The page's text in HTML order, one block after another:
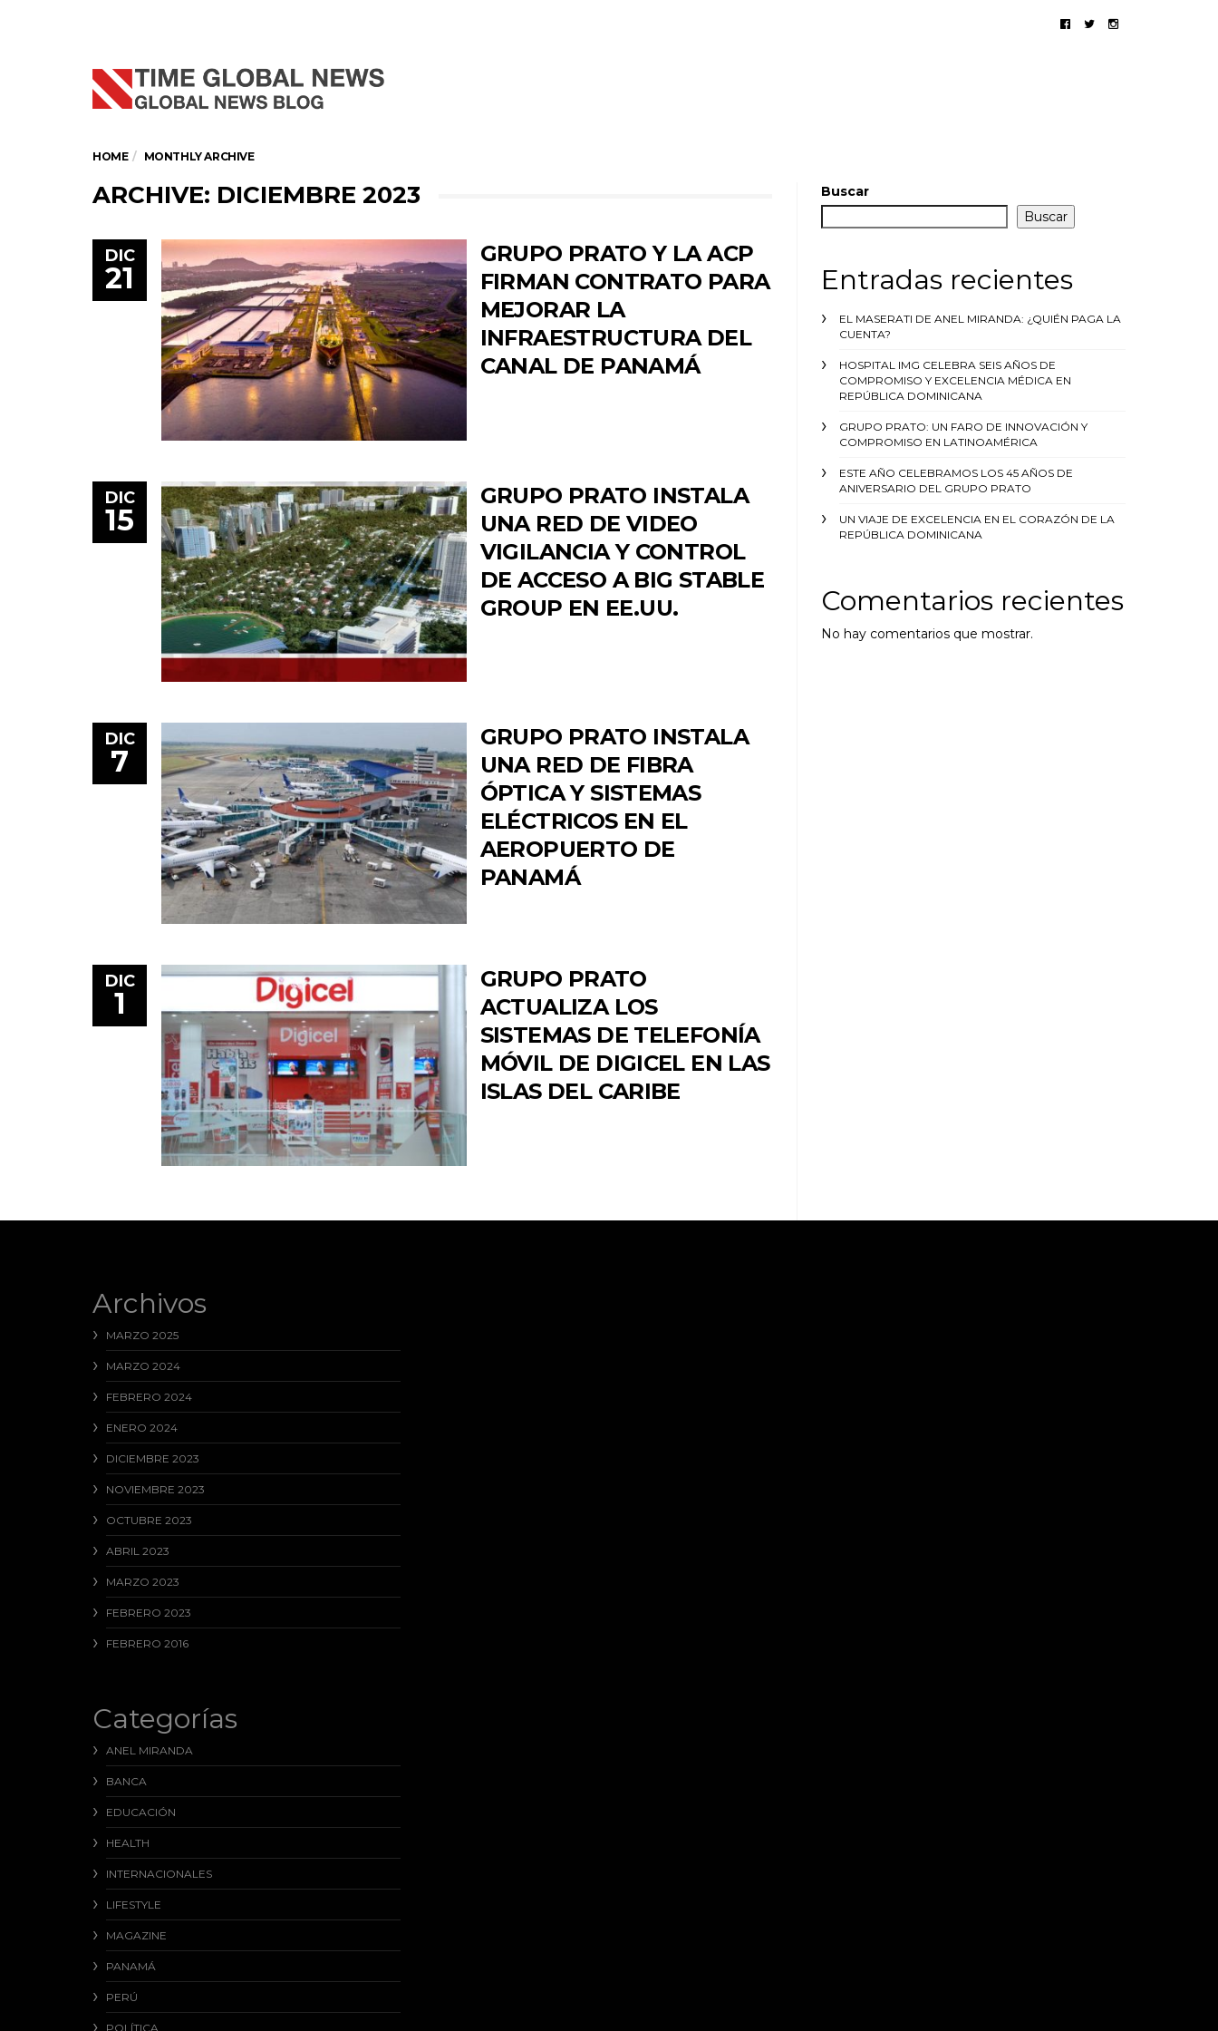
HOME MONTHLY ARCHIVE
ARCHIVE: DICIEMBRE 2023
DIC
21
GRUPO PRATO Y LA ACP
FIRMAN CONTRATO PARA
MEJORAR LA
INFRAESTRUCTURA DEL
CANAL DE PANAMÁ
DIC
15
GRUPO PRATO INSTALA
UNA RED DE VIDEO
VIGILANCIA Y CONTROL
DE ACCESO A BIG STABLE
GROUP EN EE.UU.
DIC
7
GRUPO PRATO INSTALA
UNA RED DE FIBRA
ÓPTICA Y SISTEMAS
ELÉCTRICOS EN EL
AEROPUERTO DE
PANAMÁ
DIC
1
GRUPO PRATO
ACTUALIZA LOS
SISTEMAS DE TELEFONÍA
MÓVIL DE DIGICEL EN LAS
ISLAS DEL CARIBE
Buscar
Buscar
Entradas recientes
EL MASERATI DE ANEL MIRANDA: ¿QUIÉN PAGA LA
CUENTA?
HOSPITAL IMG CELEBRA SEIS AÑOS DE
COMPROMISO Y EXCELENCIA MÉDICA EN
REPÚBLICA DOMINICANA
GRUPO PRATO: UN FARO DE INNOVACIÓN Y
COMPROMISO EN LATINOAMÉRICA
ESTE AÑO CELEBRAMOS LOS 45 AÑOS DE
ANIVERSARIO DEL GRUPO PRATO
UN VIAJE DE EXCELENCIA EN EL CORAZÓN DE LA
REPÚBLICA DOMINICANA
Comentarios recientes
No hay comentarios que mostrar.
Archivos
MARZO 2025
MARZO 2024
FEBRERO 2024
ENERO 2024
DICIEMBRE 2023
NOVIEMBRE 2023
OCTUBRE 2023
ABRIL 2023
MARZO 2023
FEBRERO 2023
FEBRERO 2016
Categorías
ANEL MIRANDA
BANCA
EDUCACIÓN
HEALTH
INTERNACIONALES
LIFESTYLE
MAGAZINE
PANAMÁ
PERÚ
POLÍTICA